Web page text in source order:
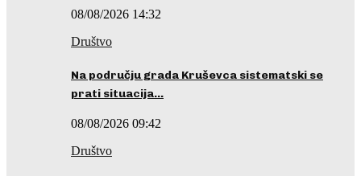
08/08/2026 14:32
Društvo
Na području grada Kruševca sistematski se
prati situacija…
08/08/2026 09:42
Društvo